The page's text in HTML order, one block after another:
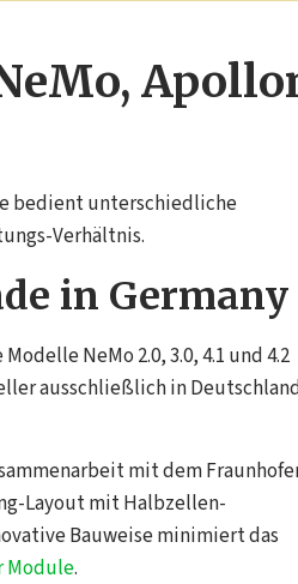
bedient unterschiedliche
Verhältnis.
in Germany
NeMo 2.0, 3.0, 4.1 und 4.2
ausschließlich in
mit dem
Layout mit Halbzellen-
Bauweise minimiert das
Module.